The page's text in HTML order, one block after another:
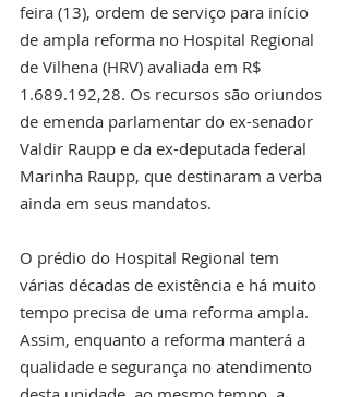
feira (13), ordem de serviço para início
de ampla reforma no Hospital Regional
de Vilhena (HRV) avaliada em R$
1.689.192,28. Os recursos são oriundos
de emenda parlamentar do ex-senador
Valdir Raupp e da ex-deputada federal
Marinha Raupp, que destinaram a verba
ainda em seus mandatos.
O prédio do Hospital Regional tem
várias décadas de existência e há muito
tempo precisa de uma reforma ampla.
Assim, enquanto a reforma manterá a
qualidade e segurança no atendimento